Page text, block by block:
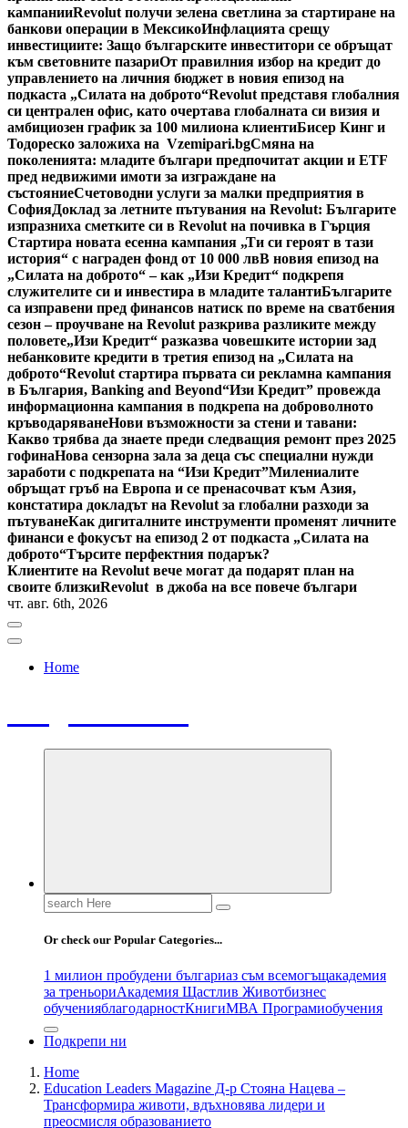
кампанииRevolut получи зелена светлина за стартиране на
банкови операции в МексикоИнфлацията срещу
инвестициите: Защо българските инвеститори се обръщат
към световните пазариОт правилния избор на кредит до
управлението на личния бюджет в новия епизод на
подкаста „Силата на доброто“Revolut представя глобалния
си централен офис, като очертава глобалната си визия и
амбициозен график за 100 милиона клиентиБисер Кинг и
Тодореско заложиха на Vzemipari.bgСмяна на
поколенията: младите българи предпочитат акции и ETF
пред недвижими имоти за изграждане на
състояниеСчетоводни услуги за малки предприятия в
СофияДоклад за летните пътувания на Revolut: Българите
изпразниха сметките си в Revolut на почивка в Гърция
Стартира новата есенна кампания „Ти си героят в тази
история“ с награден фонд от 10 000 лвВ новия епизод на
„Силата на доброто“ – как „Изи Кредит“ подкрепя
служителите си и инвестира в младите талантиБългарите
са изправени пред финансов натиск по време на сватбения
сезон – проучване на Revolut разкрива разликите между
половете„Изи Кредит“ разказва човешките истории зад
небанковите кредити в третия епизод на „Силата на
доброто“Revolut стартира първата си рекламна кампания
в България, Banking and Beyond“Изи Кредит” провежда
информационна кампания в подкрепа на доброволното
кръводаряванеНови възможности за стени и тавани:
Какво трябва да знаете преди следващия ремонт през 2025
гофинаНова сензорна зала за деца със специални нужди
заработи с подкрепата на “Изи Кредит”Милениалите
обръщат гръб на Европа и се пренасочват към Азия,
констатира докладът на Revolut за глобални разходи за
пътуванеКак дигиталните инструменти променят личните
финанси е фокусът на епизод 2 от подкаста „Силата на
доброто“Търсите перфектния подарък?
Клиентите на Revolut вече могат да подарят план на
своите близкиRevolut в джоба на все повече българи
чт. авг. 6th, 2026
Home
Search
for:
Or check our Popular Categories...
1 милион пробудени българиаз съм всемогъщакадемия
за треньориАкадемия Щастлив Животбизнес
обученияблагодарностКнигиМВА Програмиобучения
Подкрепи ни
Home
Education Leaders Magazine Д-р Стояна Нацева –
Трансформира животи, вдъхновява лидери и
преосмисля образованието